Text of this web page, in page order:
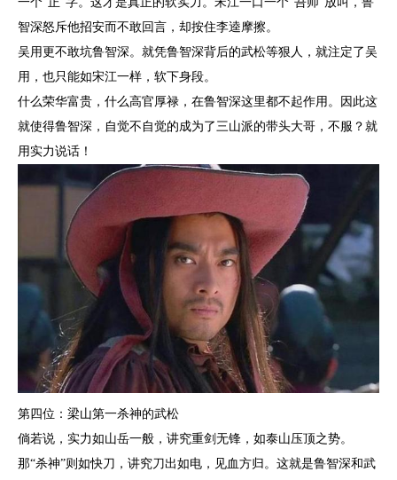
智深怒斥他招安而不敢回言，却按住李逵摩擦。
吴用更不敢坑鲁智深。就凭鲁智深背后的武松等狠人，就注定了吴
用，也只能如宋江一样，软下身段。
什么荣华富贵，什么高官厚禄，在鲁智深这里都不起作用。因此这
就使得鲁智深，自觉不自觉的成为了三山派的带头大哥，不服？就
用实力说话！
第四位：梁山第一杀神的武松
倘若说，实力如山岳一般，讲究重剑无锋，如泰山压顶之势。
那“杀神”则如快刀，讲究刀出如电，见血方归。这就是鲁智深和武